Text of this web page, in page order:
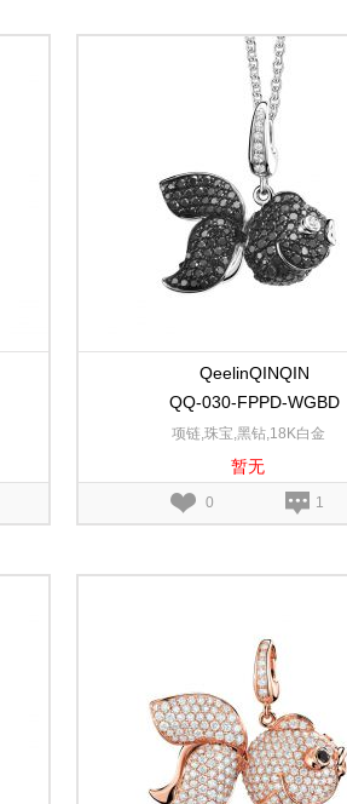
QeelinQINQIN
QQ-030-FPPD-WGBD
项链,珠宝,黑钻,18K白金
暂无
0 1